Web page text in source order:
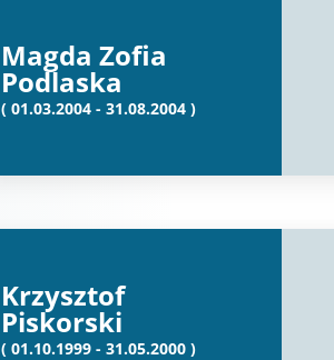
Magda Zofia
Podlaska
( 01.03.2004 - 31.08.2004 )
Krzysztof
Piskorski
( 01.10.1999 - 31.05.2000 )